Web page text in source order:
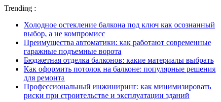
Trending :
Холодное остекление балкона под ключ как осознанный
выбор, а не компромисс
Преимущества автоматики: как работают современные
гаражные подъемные ворота
Бюджетная отделка балконов: какие материалы выбрать
Как оформить потолок на балконе: популярные решения
для ремонта
Профессиональный инжиниринг: как минимизировать
риски при строительстве и эксплуатации зданий